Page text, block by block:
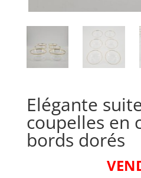
Elégante
coupelles en
bords dorés